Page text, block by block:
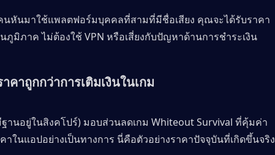
นหันมาใช้แพลตฟอร์มบุคคลที่สามที่มีชื่อเสียง คุณจะได้รับราคา
ภูมิภาค ไม่ต้องใช้ VPN หรือเสี่ยงกับปัญหาด้านการชำระเงิน
คาถูกกว่าการเติมเงินในเกม
านอยู่ในสิงคโปร์) มอบส่วนลดเกม Whiteout Survival ที่คุ้มค่า
าในแอปอย่างเป็นทางการ นี่คือตัวอย่างราคาปัจจุบันที่เกิดขึ้นจริง